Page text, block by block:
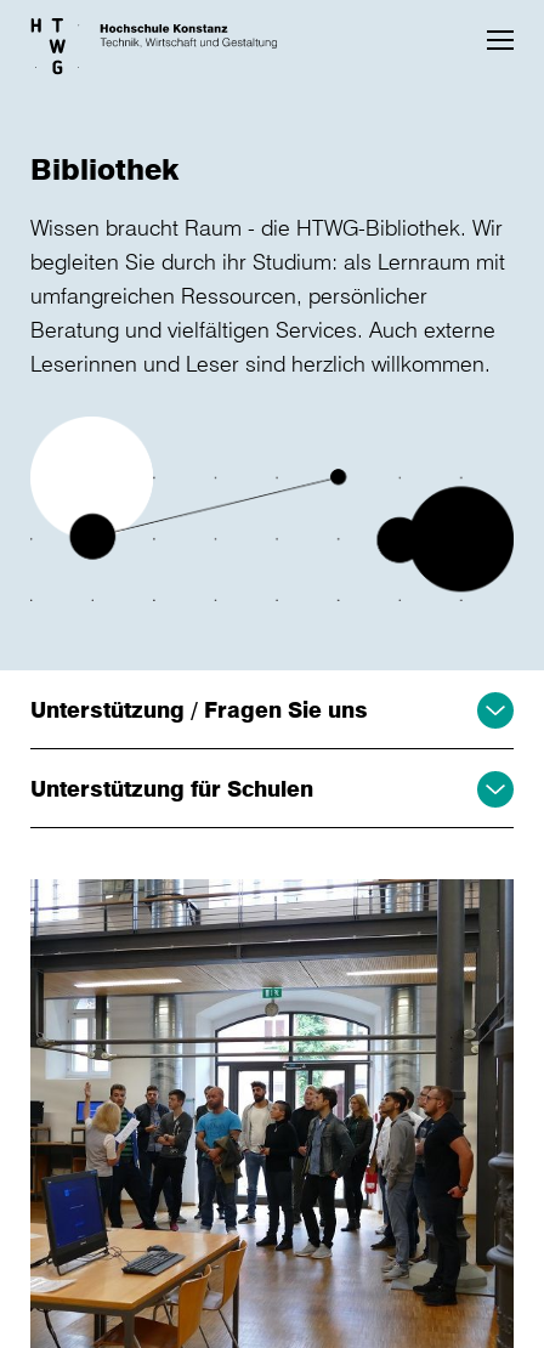
Skip to main content
Bibliothek
Wissen braucht Raum - die HTWG-Bibliothek. Wir
begleiten Sie durch ihr Studium: als Lernraum mit
umfangreichen Ressourcen, persönlicher
Beratung und vielfältigen Services. Auch externe
Leserinnen und Leser sind herzlich willkommen.
Unterstützung / Fragen Sie uns
Unterstützung für Schulen